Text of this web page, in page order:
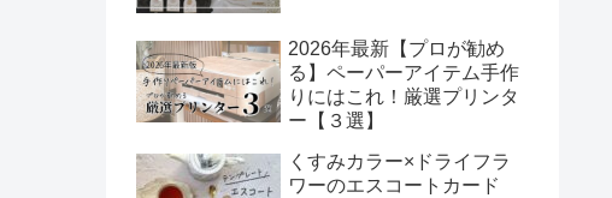
2026年最新【プロが勧め
る】ペーパーアイテム手作
りにはこれ！厳選プリンタ
ー【３選】
くすみカラー×ドライフラ
ワーのエスコートカード